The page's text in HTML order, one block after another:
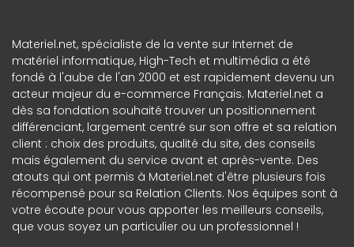
Materiel.net, spécialiste de la vente sur Internet de
matériel informatique, High-Tech et multimédia a été
fondé à l'aube de l'an 2000 et est rapidement devenu un
acteur majeur du e-commerce Français. Materiel.net a
dès sa fondation souhaité trouver un positionnement
différenciant, largement centré sur son offre et sa relation
client : choix des produits, qualité du site, des conseils
mais également du service avant et après-vente. Des
atouts qui ont permis à Materiel.net d'être plusieurs fois
récompensé pour sa Relation Clients. Nos équipes sont à
votre écoute pour vous apporter les meilleurs conseils,
que vous soyez un particulier ou un professionnel !